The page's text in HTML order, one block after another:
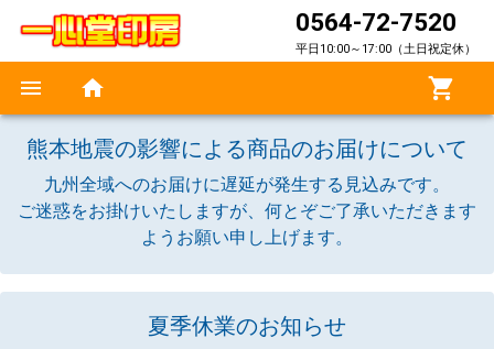
0564-72-7520
平日10:00～17:00（土日祝定休）
熊本地震の影響による商品のお届けについて
九州全域へのお届けに遅延が発生する見込みです。
ご迷惑をお掛けいたしますが、何とぞご了承いただきます
ようお願い申し上げます。
夏季休業のお知らせ